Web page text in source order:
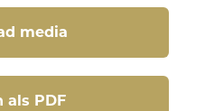
media
als PDF